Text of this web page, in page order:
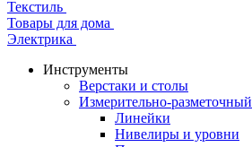
Текстиль
Товары для дома
Электрика
Инструменты
Верстаки и столы
Измерительно-
Линейки
Нивелиры и уровни